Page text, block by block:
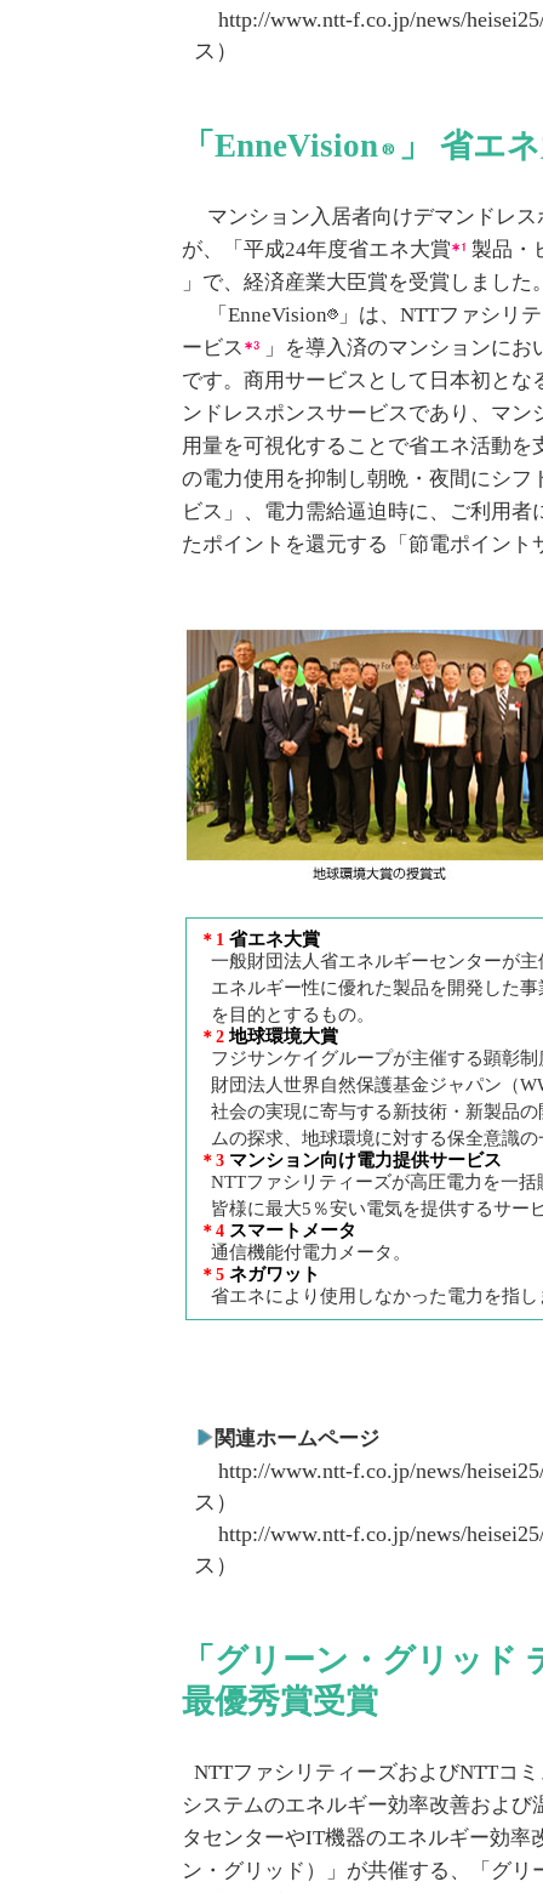
http://www.ntt-f.co.jp/news/
ス）
「EnneVision 」 省エ
マンション入居者向けデマンドレス
が、「平成24年度省エネ大賞
製品・
」で、経済産業大臣賞を受賞しました
「EnneVision
」は、NTTファシリ
ービス
」を導入済のマンションに
です。商用サービスとして日本初と
ンドレスポンスサービスであり、マ
用量を可視化することで省エネ活動
の電力使用を抑制し朝晩・夜間にシ
ビス」、電力需給逼迫時に、ご利用者
たポイントを還元する「節電ポイント
＊1 省エネ大賞
一般財団法人省エネルギーセンターが
エネルギー性に優れた製品を開発した
を目的とするもの。
＊2地球環境大賞
フジサンケイグループが主催する顕彰
財団法人世界自然保護基金ジャパン（
社会の実現に寄与する新技術・新製品
ムの探求、地球環境に対する保全意識
＊3 マンション向け電力提供サービス
NTTファシリティーズが高圧電力を一
皆様に最大5％安い電気を提供するサー
＊4 スマートメータ
通信機能付電力メータ。
＊5 ネガワット
省エネにより使用しなかった電力を指し
関連ホームページ
http://www.ntt-f.co.jp/news/
ス）
http://www.ntt-f.co.jp/news/
ス）
「グリーン・グリッド
最優秀賞受賞
NTTファシリティーズおよびNTTコ
システムのエネルギー効率改善およ
タセンターやIT機器のエネルギー効率
ン・グリッド）」が共催する、「グ